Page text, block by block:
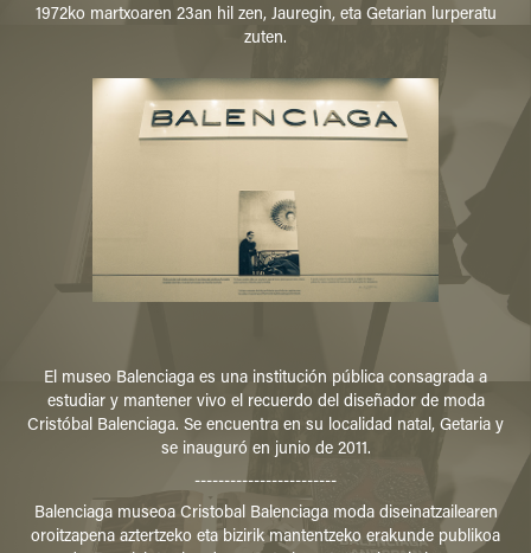
1972ko martxoaren 23an hil zen, Jauregin, eta Getarian lurperatu
zuten.
El museo Balenciaga es una institución pública consagrada a
estudiar y mantener vivo el recuerdo del diseñador de moda
Cristóbal Balenciaga. Se encuentra en su localidad natal, Getaria y
se inauguró en junio de 2011.
------------------------
Balenciaga museoa Cristobal Balenciaga moda diseinatzailearen
oroitzapena aztertzeko eta bizirik mantentzeko erakunde publikoa